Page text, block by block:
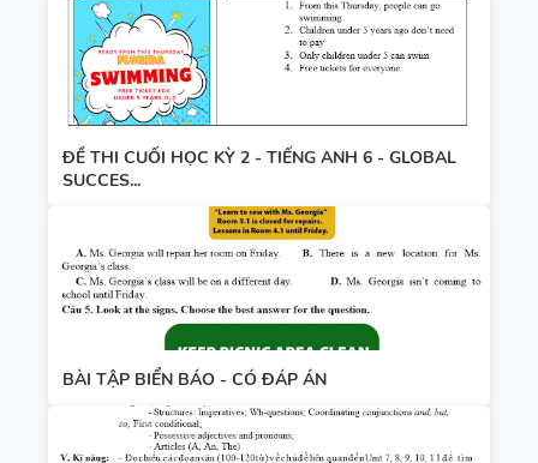
ĐỀ THI CUỐI HỌC KỲ 2 - TIẾNG ANH 6 - GLOBAL
SUCCES...
BÀI TẬP BIỂN BÁO - CÓ ĐÁP ÁN